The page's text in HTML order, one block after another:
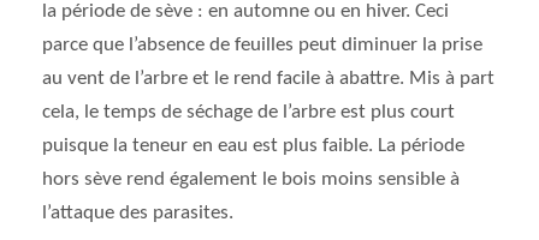
la période de sève : en automne ou en hiver. Ceci
parce que l’absence de feuilles peut diminuer la prise
au vent de l’arbre et le rend facile à abattre. Mis à part
cela, le temps de séchage de l’arbre est plus court
puisque la teneur en eau est plus faible. La période
hors sève rend également le bois moins sensible à
l’attaque des parasites.